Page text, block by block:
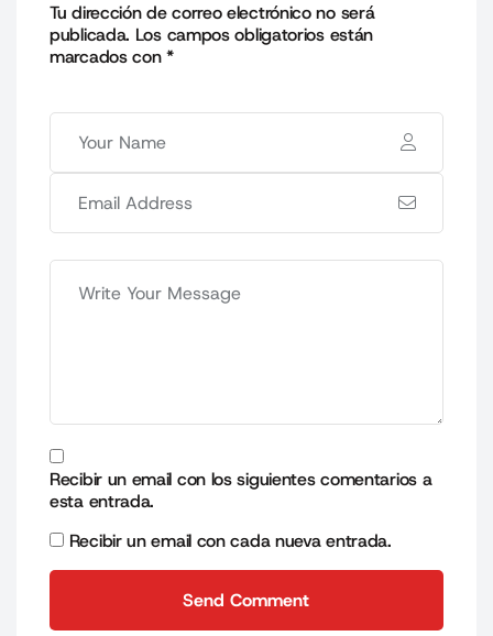
Tu dirección de correo electrónico no será
publicada. Los campos obligatorios están
marcados con*
Recibir un email con los siguientes comentarios a
esta entrada.
Recibir un email con cada nueva entrada.
Send Comment